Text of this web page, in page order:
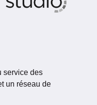
service des
un réseau de